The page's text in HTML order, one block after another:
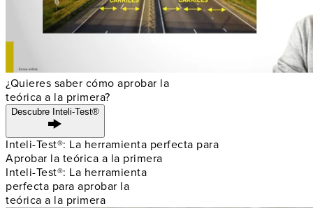
¿Quieres saber cómo aprobar la
teórica a la primera?
Descubre Inteli-Test®
Inteli-Test®: La herramienta perfecta para
Aprobar la teórica a la primera
Inteli-Test®: La herramienta
perfecta para aprobar la
teórica a la primera